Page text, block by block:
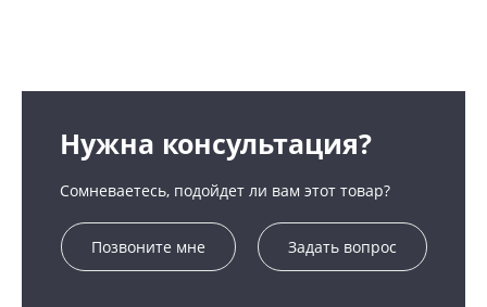
Нужна консультация?
Сомневаетесь, подойдет ли вам этот товар?
Позвоните мне Задать вопрос